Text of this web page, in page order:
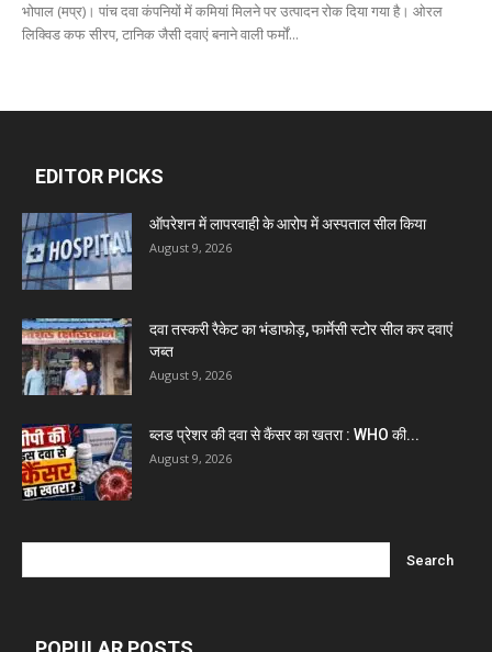
भोपाल (मप्र)। पांच दवा कंपनियों में कमियां मिलने पर उत्पादन रोक दिया गया है। ओरल
लिक्विड कफ सीरप, टानिक जैसी दवाएं बनाने वाली फर्मों...
EDITOR PICKS
ऑपरेशन में लापरवाही के आरोप में अस्पताल सील किया
August 9, 2026
दवा तस्करी रैकेट का भंडाफोड़, फार्मेसी स्टोर सील कर दवाएं
जब्त
August 9, 2026
ब्लड प्रेशर की दवा से कैंसर का खतरा : WHO की...
August 9, 2026